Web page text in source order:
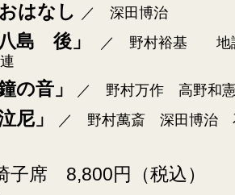
はなし ／ 深田博治
島 後」
／ 野村裕基 地
の音」 ／ 野村万作 高野和
尼」 ／ 野村萬斎 深田博治
椅子席 8,800円（税込